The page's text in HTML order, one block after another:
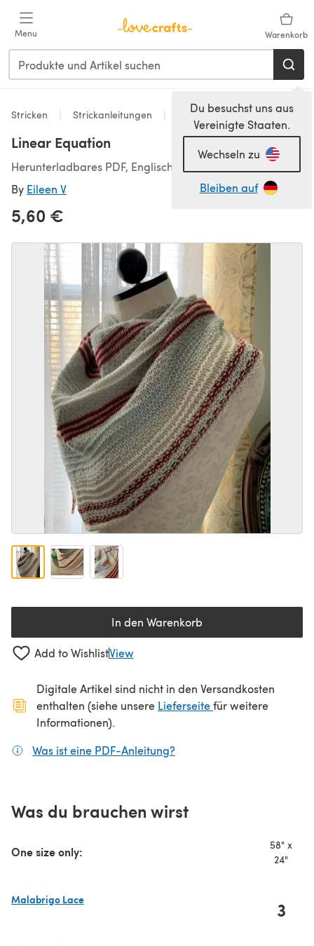
Menu Warenkorb
Du besuchst uns aus
Vereinigte Staaten.
Wechseln zu
Bleiben auf
Stricken Strickanleitungen Accessoires
Linear Equation
Herunterladbares PDF, Englisch
By Eileen V
5,60 €
In den Warenkorb
Add to WishlistView
Digitale Artikel sind nicht in den Versandkosten
enthalten (siehe unsere Lieferseite(öffnet sich in
für weitere
Informationen).
Was ist eine PDF-Anleitung?
Was du brauchen wirst
One size only:
58" x
24"
Malabrigo Lace
3